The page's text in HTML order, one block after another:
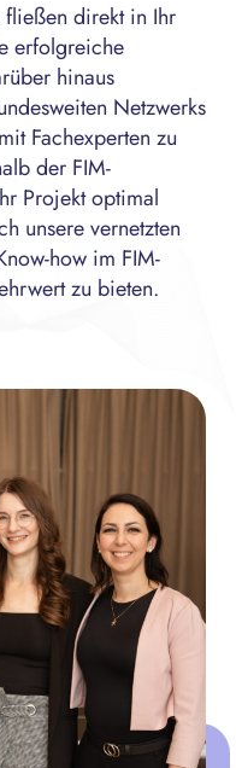
fließen direkt in Ihr
erfolgreiche
hinaus
Netzwerks
Fachexperten zu
der FIM-
Projekt optimal
unsere vernetzten
how im FIM-
zu bieten.